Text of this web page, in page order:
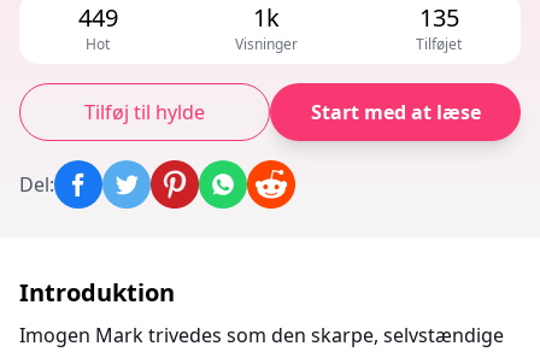
449
Hot
1k
Visninger
135
Tilføjet
Tilføj til hylde Start med at læse
Del:
Introduktion
Imogen Mark trivedes som den skarpe, selvstændige